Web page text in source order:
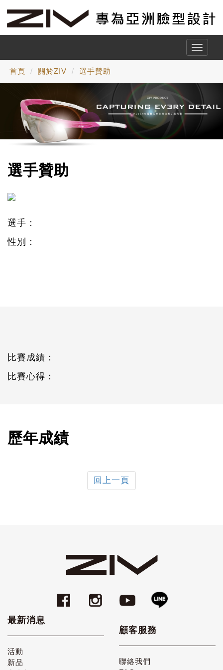
Toggle
首頁 關於ZIV 選手贊助
選手贊助
選手：
性別：
比賽成績：
比賽心得：
歷年成績
回上一頁
最新消息
活動
新品
顧客服務
聯絡我們